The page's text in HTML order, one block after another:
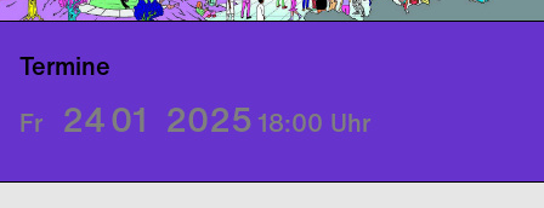
Termine
Fr
2401 2025 18:00 Uhr